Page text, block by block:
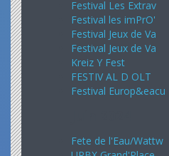
Festival Les Extrav
Festival les imPrO'
Festival Jeux de Va
Festival Jeux de Va
Kreiz Y Fest
FESTIV AL D OLT
Festival Europ&eacu
Fete de l'Eau/Wattw